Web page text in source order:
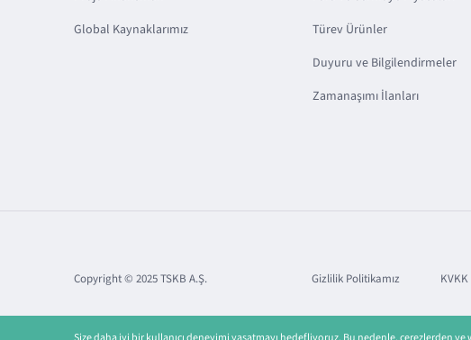
Global Kaynaklarımız
Türev Ürünler
Duyuru ve Bilgilendirmeler
Zamanaşımı İlanları
Copyright © 2025 TSKB A.Ş. Gizlilik Politikamız KVKK